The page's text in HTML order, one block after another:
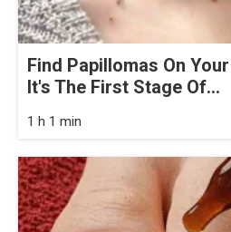
Find Papillomas On
It's The First Stage Of...
1 h 1 min